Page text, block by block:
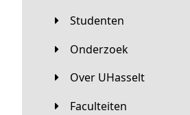
Studenten
Onderzoek
Over UHasselt
Faculteiten